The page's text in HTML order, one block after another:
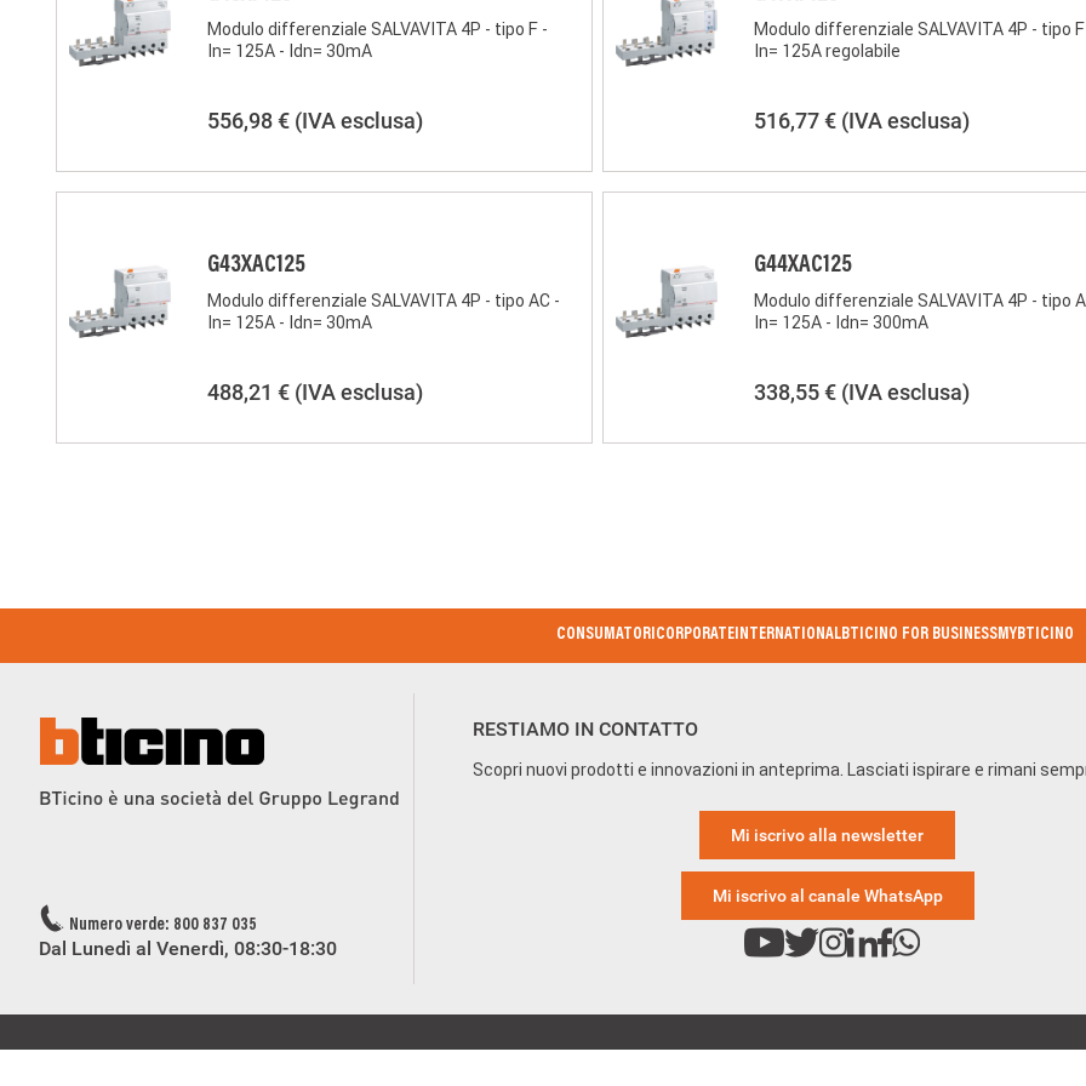
Modulo differenziale SALVAVITA 4P - tipo F -
In= 125A - Idn= 30mA
556,98 € (IVA esclusa)
Modulo differenziale SALVAVITA 4P - tipo
In= 125A regolabile
516,77 € (IVA esclusa)
G43XAC125
Modulo differenziale SALVAVITA 4P - tipo AC -
In= 125A - Idn= 30mA
488,21 € (IVA esclusa)
G44XAC125
Modulo differenziale SALVAVITA 4P - tipo
In= 125A - Idn= 300mA
338,55 € (IVA esclusa)
CONSUMATORICORPORATEINTERNATIONALBTICINO FOR BUSINESSMYBTICINO
Numero verde: 800 837 035
Dal Lunedì al Venerdì, 08:30-18:30
RESTIAMO IN CONTATTO
Scopri nuovi prodotti e innovazioni in anteprima. Lasciati ispirare e rimani
Mi iscrivo alla newsletter
Mi iscrivo al canale WhatsApp